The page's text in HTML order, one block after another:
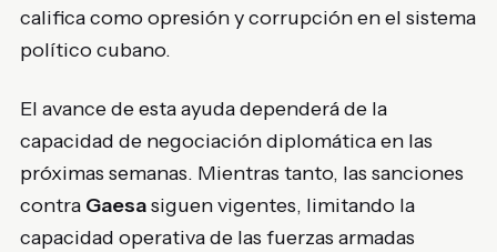
califica como opresión y corrupción en el sistema
político cubano.
El avance de esta ayuda dependerá de la
capacidad de negociación diplomática en las
próximas semanas. Mientras tanto, las sanciones
contra Gaesasiguen vigentes, limitando la
capacidad operativa de las fuerzas armadas